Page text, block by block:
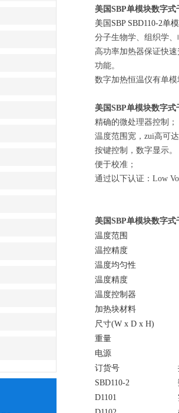
美国SBP单模块数字式
美国 SBP SBD110-2单
分子生物学、组织学
高功率加热器保证快
功能。
数字加热恒温仪有单
美国SBP单模块数字式
精确的微处理器控制；
温度范围宽， zui高可达
按键控制，数字显示。
便于校准；
通过以下认证： Low
美国SBP单模块数字式
温度范围
温控精度
温度均匀性
温度精度
温度控制器
加热块材料
尺寸(W x D x H)
重量
电源
订货号
SBD110-2
D1101